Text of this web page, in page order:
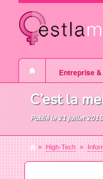
Entreprise
Artisans
C’est la
Publié le 21 juillet 2015
» High-Tech »